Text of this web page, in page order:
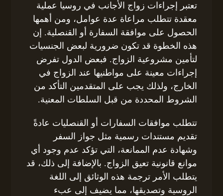
تعتبر إجراءات زواج الأجانب في روسيا عملية
معقدة تتطلب مراعاة عدة عوامل، ومن أهمها
الحصول على موافقة السفارة أو القنصلية. إن
هذه الخطوة قد تكون ضرورية لبعض الجنسيات
لتأمين مشروعية الزواج. فبعض الدول تفرض
إجراءات معينة على مواطنيها عند الزواج في
الخارج، ولذلك يجب على المتقدمين التأكد من
الشروط المحددة من قبل السلطات المعنية.
تتطلب موافقات السفارات أو القنصليات عادةً
تقديم مستندات رسمية مثل جواز السفر
وشهادة عدم الممانعة، التي تؤكد عدم وجود أي
موانع قانونية تعيق الزواج. بالإضافة إلى ذلك، قد
يتطلب الأمر ترجمة هذه الوثائق إلى اللغة
الروسية وتصديقها، مما يضيف إلى عبء